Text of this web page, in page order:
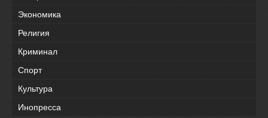
Экономика
Религия
Криминал
Спорт
Культура
Инопресса